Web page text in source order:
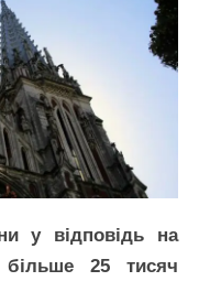
у відповідь на
25 тисяч